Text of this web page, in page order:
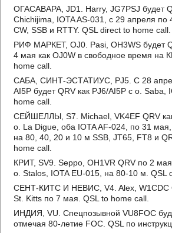
ОГАСАВАРА, JD1. Harry, JG7PSJ будет
Chichijima, IOTA AS-031, с 29 апреля
CW, SSB и RTTY. QSL direct to home call.
РИФ МАРКЕТ, OJ0. Pasi, OH3WS будет
4 мая как OJ0W в свободное время на
home call.
САБА, СИНТ-ЭСТАТИУС, PJ5. С 28
AI5P будет QRV как PJ6/AI5P с о. Saba,
home call.
СЕЙШЕЛЛЫ, S7. Michael, VK4EF QRV
о. La Digue, оба IOTA AF-024, по 31
на 80, 40, 20 и 10 м SSB, JT65, FT8 и
home call.
КРИТ, SV9. Seppo, OH1VR QRV по 2
о. Stalos, IOTA EU-015, на 80-10 м. QSL
СЕНТ-КИТС И НЕВИС, V4. Alex, W1CDC
St. Kitts по 7 мая. QSL to home call.
ИНДИЯ, VU. Спецпозывной VU8FOC
отмечая 80-летие FOC. QSL по